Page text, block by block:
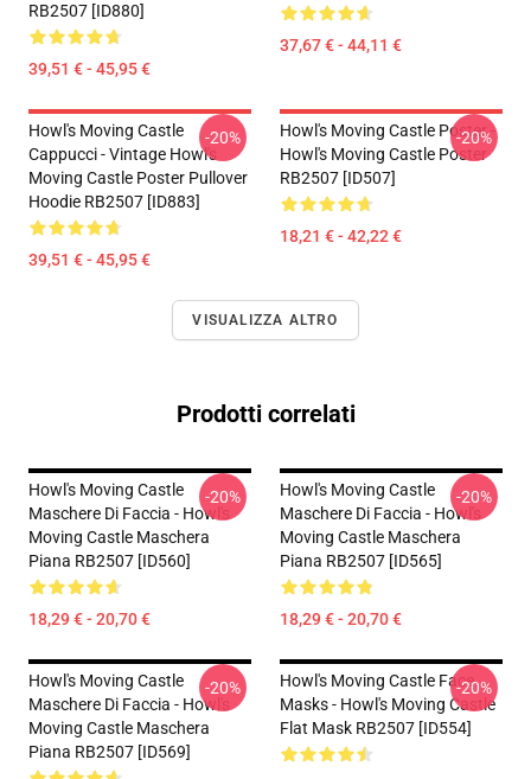
RB2507 [ID880]
39,51 € - 45,95 €
37,67 € - 44,11 €
Howl's Moving Castle
Cappucci - Vintage Howl's
Moving Castle Poster Pullover
Hoodie RB2507 [ID883]
39,51 € - 45,95 €
-20%
Howl's Moving Castle Poster -
Howl's Moving Castle Poster
RB2507 [ID507]
18,21 € - 42,22 €
-20%
VISUALIZZA ALTRO
Prodotti correlati
Howl's Moving Castle
Maschere Di Faccia - Howl's
Moving Castle Maschera
Piana RB2507 [ID560]
18,29 € - 20,70 €
-20%
Howl's Moving Castle
Maschere Di Faccia - Howl's
Moving Castle Maschera
Piana RB2507 [ID565]
18,29 € - 20,70 €
-20%
Howl's Moving Castle
Maschere Di Faccia - Howl's
Moving Castle Maschera
Piana RB2507 [ID569]
-20%
Howl's Moving Castle Face
Masks - Howl's Moving Castle
Flat Mask RB2507 [ID554]
-20%